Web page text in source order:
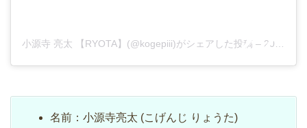
小源寺 亮太 【RYOTA】(@kogepiii)がシェアした投稿 – 2019年11月月8日午後5時40分PST
名前：小源寺亮太 (こげんじ りょうた)